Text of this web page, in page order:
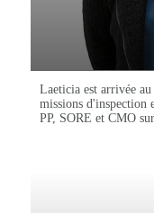
Laeticia est arrivée
missions d'inspection
PP, SORE et CMO